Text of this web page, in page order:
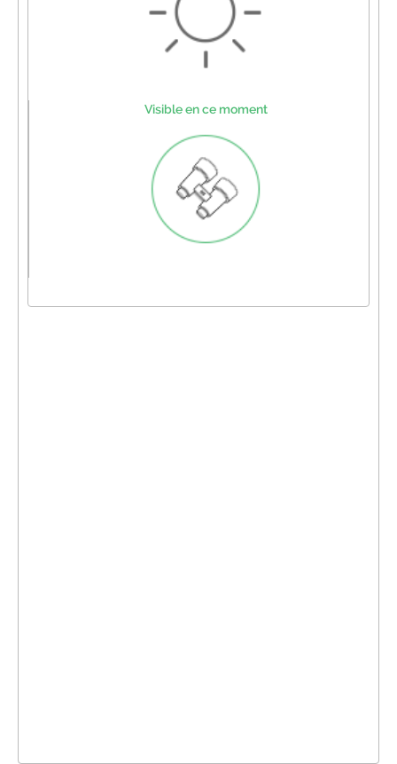
Visible en ce moment